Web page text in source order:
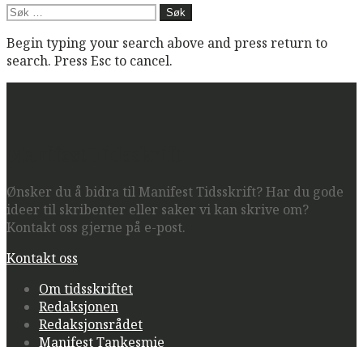
Søk
Begin typing your search above and press return to
search. Press Esc to cancel.
Ønsker du å bidra til Manifest Tidsskrift? Har du gode
ideer til skribenter eller saker vi kan skrive om?
Kontakt oss gjerne på e-post.
Kontakt oss
Om tidsskriftet
Redaksjonen
Redaksjonsrådet
Manifest Tankesmie